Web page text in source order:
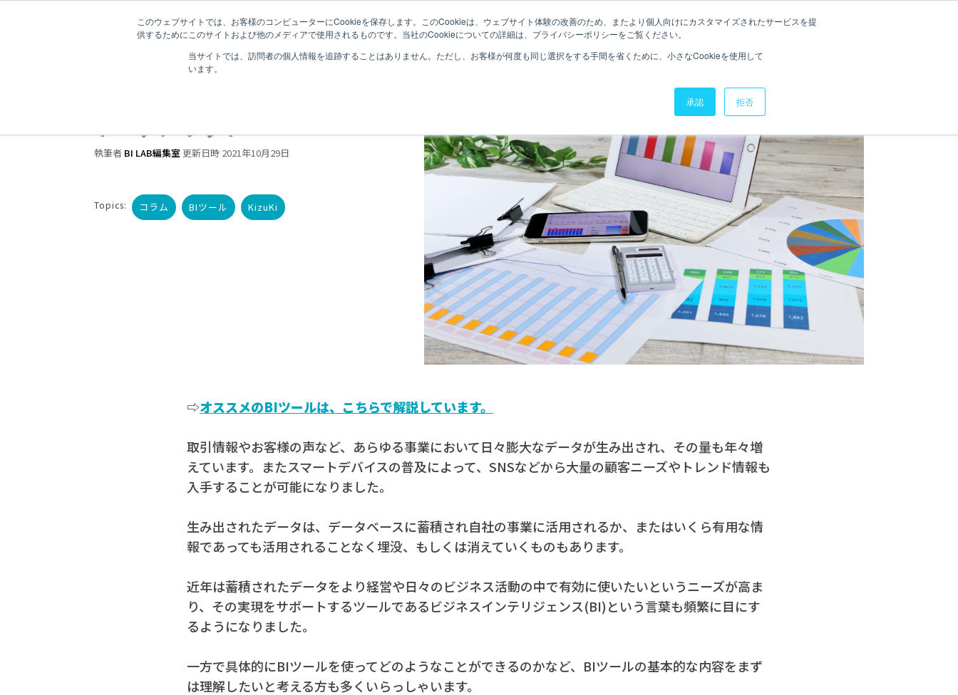
このウェブサイトでは、お客様のコンピューターにCookieを保存します。このCookieは、ウェブサイト体験の改善のため、またより個人向けにカスタマイズされたサービスを提
供するためにこのサイトおよび他のメディアで使用されるものです。当社のCookieについての詳細は、プライバシーポリシーをご覧ください。
当サイトでは、訪問者の個人情報を追跡することはありません。ただし、お客様が何度も同じ選択をする手間を省くために、小さなCookieを使用して
います。
承認 拒否
サービス紹介 取り扱い製品 導入事例 お役立ち資料 ニュース
2 分で読むことができます。
ト・デメリット
執筆者 BI LAB編集室更新日時 2021年10月29日
Topics: コラム BIツール KizuKi
⇨オススメのBIツールは、こちらで解説しています。
取引情報やお客様の声など、あらゆる事業において日々膨大なデータが生み出され、その量も年々増
えています。またスマートデバイスの普及によって、SNSなどから大量の顧客ニーズやトレンド情報も
入手することが可能になりました。
生み出されたデータは、データベースに蓄積され自社の事業に活用されるか、またはいくら有用な情
報であっても活用されることなく埋没、もしくは消えていくものもあります。
近年は蓄積されたデータをより経営や日々のビジネス活動の中で有効に使いたいというニーズが高ま
り、その実現をサポートするツールであるビジネスインテリジェンス(BI)という言葉も頻繁に目にす
るようになりました。
一方で具体的にBIツールを使ってどのようなことができるのかなど、BIツールの基本的な内容をまず
は理解したいと考える方も多くいらっしゃいます。